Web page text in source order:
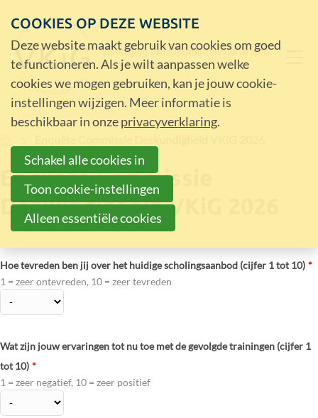
Enquête Commissie
Deskundigheid VKiG 2026
Hoe tevreden ben jij over het huidige scholingsaanbod (cijfer 1 tot 10) *
1 = zeer ontevreden, 10 = zeer tevreden
Wat zijn jouw ervaringen tot nu toe met de gevolgde trainingen (cijfer 1
tot 10) *
1 = zeer negatief, 10 = zeer positief
COOKIES OP DEZE WEBSITE
Deze website maakt gebruik van cookies om goed
te functioneren. Als je wilt aanpassen welke
cookies we mogen gebruiken, kan je jouw cookie-
instellingen wijzigen. Meer informatie is
beschikbaar in onzeprivacyverklaring.
Schakel alle cookies in
Toon cookie-instellingen
Alleen essentiële cookies